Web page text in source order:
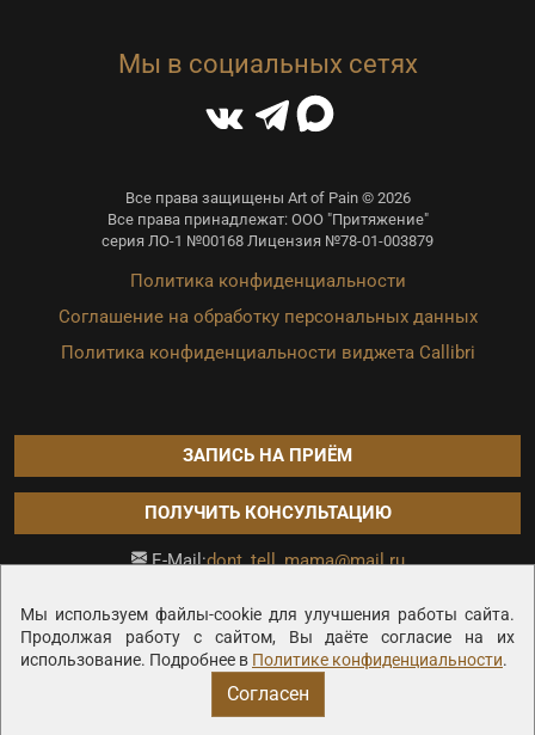
Мы используем файлы-cookie для улучшения работы сайта.
Продолжая работу с сайтом, Вы даёте согласие на их
использование. Подробнее в Политике конфиденциальности.
Согласен
Мы в социальных сетях
Все права защищены Art of Pain © 2026
Все права принадлежат: ООО "Притяжение"
серия ЛО-1 №00168 Лицензия №78-01-003879
Политика конфиденциальности
Соглашение на обработку персональных данных
Политика конфиденциальности виджета Callibri
ЗАПИСЬ НА ПРИЁМ
ПОЛУЧИТЬ КОНСУЛЬТАЦИЮ
E-Mail:dont_tell_mama@mail.ru